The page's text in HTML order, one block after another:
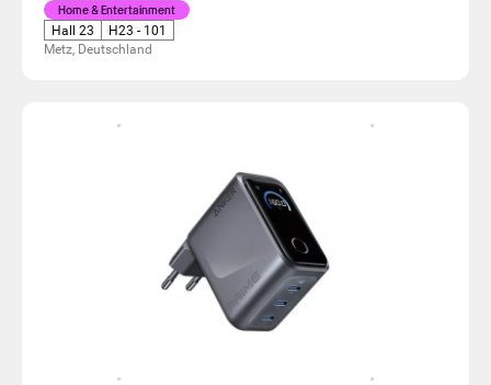
Home & Entertainment
Hall 23
H23 - 101
Metz, Deutschland